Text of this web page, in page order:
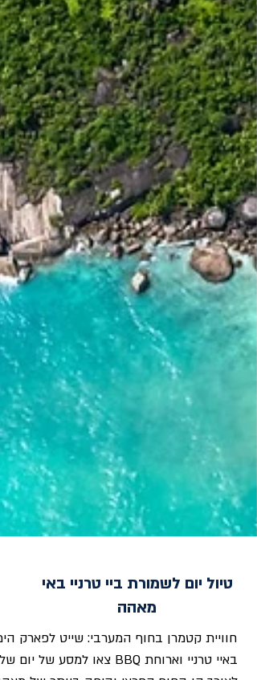
טיול יום לשמורת ביי טרניי באי
מאהה
חוויית קטמרן בחוף המערבי: שייט לפארק